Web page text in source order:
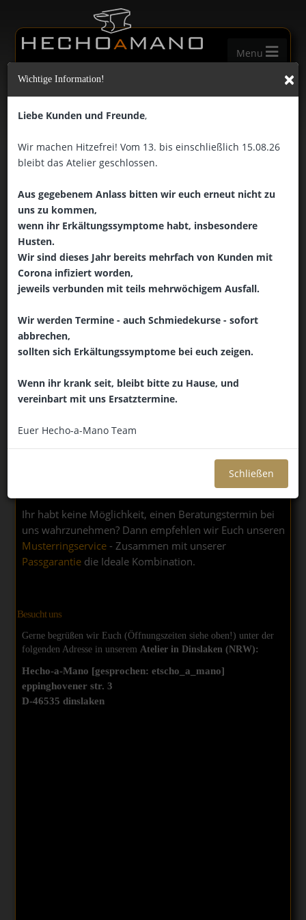
Menu
Wichtige Information! ×
Liebe Kunden und Freunde,
Wir machen Hitzefrei! Vom 13. bis einschließlich 15.08.26
bleibt das Atelier geschlossen.
Aus gegebenem Anlass bitten wir euch erneut nicht zu
uns zu kommen,
wenn ihr Erkältungssymptome habt, insbesondere
Husten.
Wir sind dieses Jahr bereits mehrfach von Kunden mit
Corona infiziert worden,
jeweils verbunden mit teils mehrwöchigem Ausfall.
Wir werden Termine - auch Schmiedekurse - sofort
abbrechen,
sollten sich Erkältungssymptome bei euch zeigen.
Wenn ihr krank seit, bleibt bitte zu Hause, und
vereinbart mit uns Ersatztermine.
Euer Hecho-a-Mano Team
Schließen
Telefonisch
Telefonisch erreicht Ihr uns Montags, Dienstags, Donnerstags und
Zeit von Uhr 10:30 - 14:00 unter der Nummer:
+49 (0)2064 - 9708370
Nachricht senden
Öffnungszeiten
Achtung, vom 13. bis einschließlich 15.08.26 bleibt das
Atelier geschlossen.
Di: ausschließlich nach Vereinbarung
Mi: geschlossen (Schmiedekurse)
Sa: 10:30 - 14:00
Zwecks Vermeidung unnötiger Wartezeiten, bitten wir
Ihr habt keine Möglichkeit, einen Beratungstermin bei
uns wahrzunehmen? Dann empfehlen wir Euch unseren
Musterringservice - Zusammen mit unserer
Passgarantie die Ideale Kombination.
Besucht uns
Gerne begrüßen wir Euch (Öffnungszeiten siehe oben!) unter der
folgenden Adresse in unseremAtelier in Dinslaken (NRW):
Hecho-a-Mano [gesprochen: etscho_a_mano]
eppinghovener str. 3
D-46535 dinslaken